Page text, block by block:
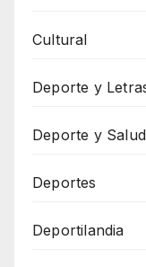
Cultural
Deporte y
Deporte y Salud
Deportes
Deportilandia